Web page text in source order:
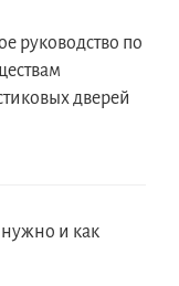
руководство по
дверей
нужно и как